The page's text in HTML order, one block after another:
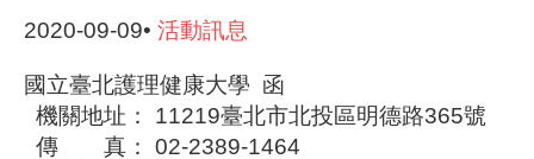
2020-09-09• 活動訊息
國立臺北護理健康大學 函
機關地址： 11219臺北市北投區明德路365號
傳 真： 02-2389-1464